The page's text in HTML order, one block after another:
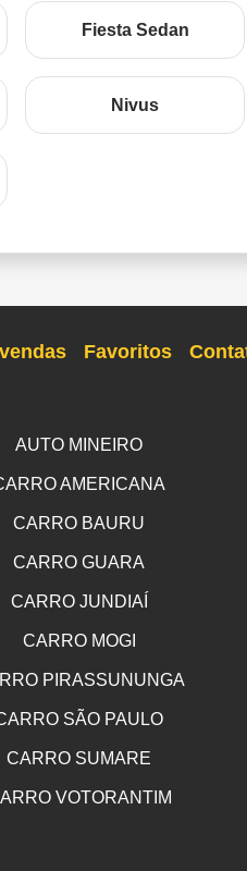
Fiesta Sedan
Nivus
Favoritos
AUTO MINEIRO
AMERICANA
CARRO BAURU
CARRO GUARA
CARRO JUNDIAÍ
CARRO MOGI
PIRASSUNUNGA
SÃO PAULO
CARRO SUMARE
VOTORANTIM